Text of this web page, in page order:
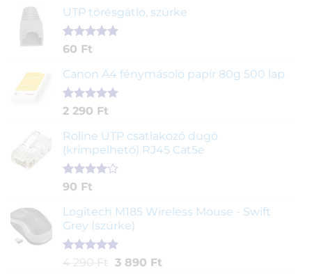
UTP törésgátló, szürke
Értékelés
ből,
1
értékelés
alapján
60 Ft
Canon A4 fénymásoló papír 80g 500 lap
Értékelés
ből,
2
értékelés
alapján
2 290 Ft
Roline UTP csatlakozó dugó
(krimpelhető) RJ45 Cat5e
Értékelés
5-ből,
2
értékelés
alapján
90 Ft
Logitech M185 Wireless Mouse - Swift
Grey (szürke)
Értékelés
1
4 290 Ft Original
3 890 FtCurrent